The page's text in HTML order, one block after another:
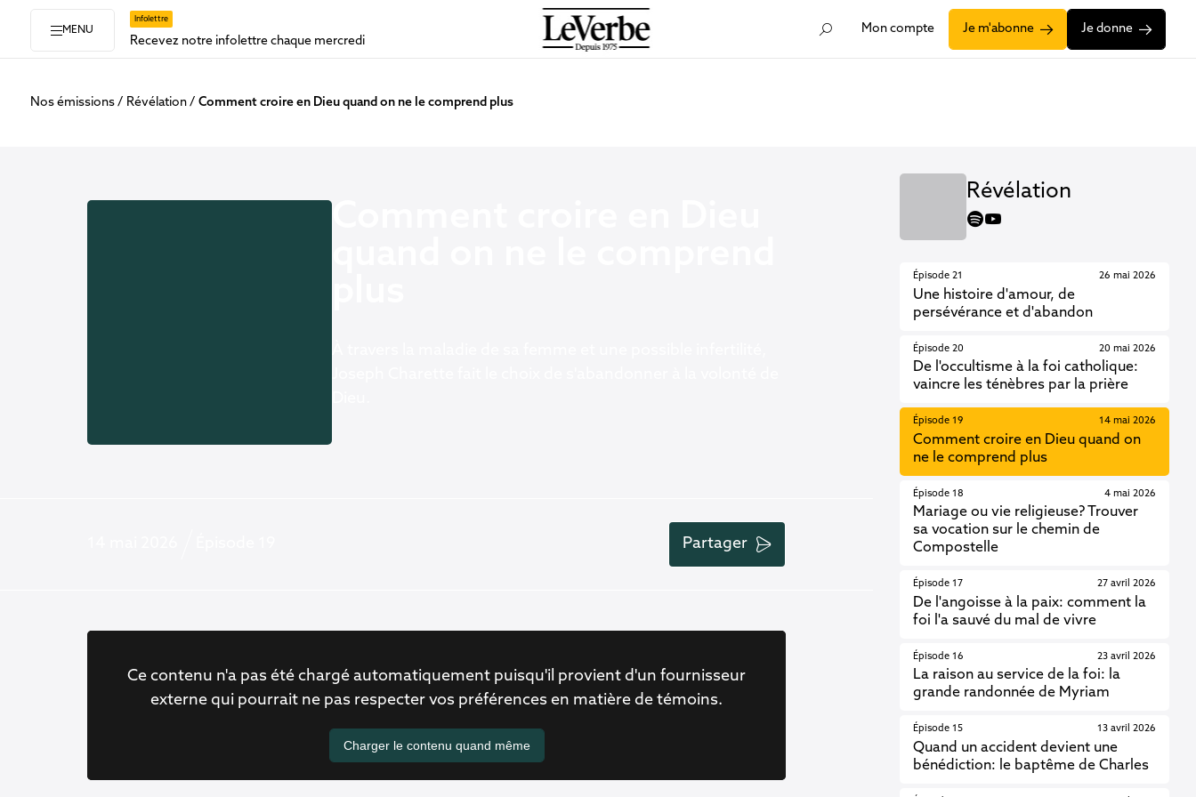
Infolettre
Recevez notre infolettre chaque mercredi
Mon compte Je m'abonne Je donne
MENU
Nos émissions Révélation Comment croire en Dieu quand on ne le comprend plus
Révélation
Partager
Ce contenu n'a pas été chargé automatiquement puisqu'il provient d'un fournisseur
externe qui pourrait ne pas respecter vos préférences en matière de témoins.
Charger le contenu quand même
Épisode 21
Une histoire d'amour, de
persévérance et d'abandon
26 mai 2026
Épisode 20
De l'occultisme à la foi catholique:
vaincre les ténèbres par la prière
20 mai 2026
Épisode 19
Comment croire en Dieu quand on
ne le comprend plus
14 mai 2026
Épisode 18
Mariage ou vie religieuse? Trouver
sa vocation sur le chemin de
Compostelle
4 mai 2026
Épisode 17
De l'angoisse à la paix: comment la
foi l'a sauvé du mal de vivre
27 avril 2026
Épisode 16
La raison au service de la foi: la
grande randonnée de Myriam
23 avril 2026
Épisode 15
Quand un accident devient une
bénédiction: le baptême de Charles
13 avril 2026